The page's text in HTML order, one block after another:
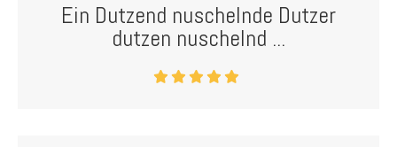
Ein Dutzend nuschelnde Dutzer
dutzen nuschelnd ...